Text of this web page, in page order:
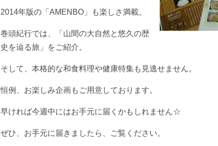
2014年版の「AMENBO」も楽しさ満載。
巻頭紀行では、「山間の大自然と悠久の歴
史を辿る旅」をご紹介。
そして、本格的な和食料理や健康特集も見逃せません。
恒例、お楽しみ企画もご用意しております。
早ければ今週中にはお手元に届くかもしれません☆
ぜひ、お手元に届きましたら、ご覧ください。